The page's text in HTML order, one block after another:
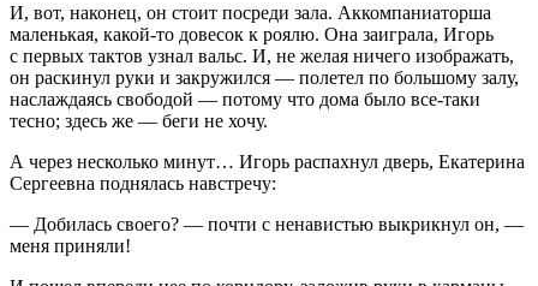
И, вот, наконец, он стоит посреди зала. Аккомпаниаторша
маленькая, какой-то довесок к роялю. Она заиграла, Игорь
с первых тактов узнал вальс. И, не желая ничего изображать,
он раскинул руки и закружился — полетел по большому залу,
наслаждаясь свободой — потому что дома было все-таки
тесно; здесь же — беги не хочу.
А через несколько минут… Игорь распахнул дверь, Екатерина
Сергеевна поднялась навстречу:
— Добилась своего? — почти с ненавистью выкрикнул он, —
меня приняли!